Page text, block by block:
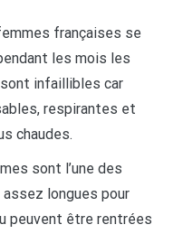
françaises se
les mois les
infaillibles car
respirantes et
chaudes.
sont l’une des
longues pour
peuvent être rentrées